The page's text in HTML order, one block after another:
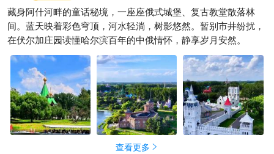
藏身阿什河畔的童话秘境，一座座俄式城堡、复古教堂散落林
间。蓝天映着彩色穹顶，河水轻淌，树影悠然。暂别市井纷扰，
在伏尔加庄园读懂哈尔滨百年的中俄情怀，静享岁月安然。
查看更多 